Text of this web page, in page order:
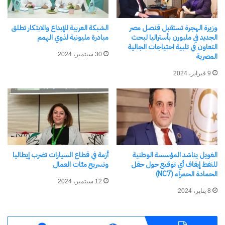
أزمة الحريديم … كرة أخرى!
18 يوليو، 2025
في "الأخبار News"
اكتشاف المزيد من
اشترك للحصول على أحدث التدوينات المرسلة إلى بريدك
الإلكتروني.
كتابة بريدك الإلكتروني...
اشتراك
وزيرة الهجرة تستقبل قنصل مصر
الجديد في ملبورن بأستراليا لبحث
التعاون في تلبية احتياجات الجالية
المصرية
9 فبراير، 2024
الشبكة العربية للإبداع والابتكار تطلق
مبادرة مليونية لذوي الهمم
30 سبتمبر، 2024
الغويل يناشد المؤسسة الوطنية
للنفط إيقاف أي توقيع حول حقل
الحمادة الحمراء (NC7)
8 يناير، 2024
أزمة في قطاع السيارات تضرب إيطاليا
وتسريح مئات العمال
12 سبتمبر، 2024